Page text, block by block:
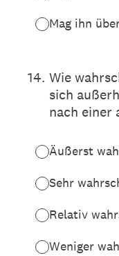
Mag ihn
14. Wie
sich
nach einer
Äußerst
Sehr
Relativ
Weniger